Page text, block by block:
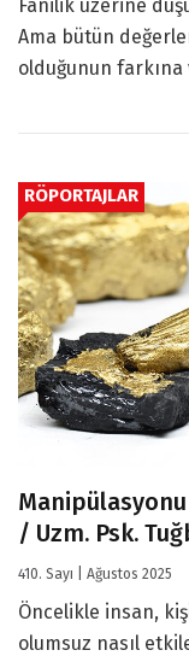
Fanilik üzerine
Ama bütün
olduğunun farkına
RÖPORTAJLAR
/ Uzm. Psk.
410. Sayı | Ağustos 2025
Öncelikle insan,
olumsuz nasıl